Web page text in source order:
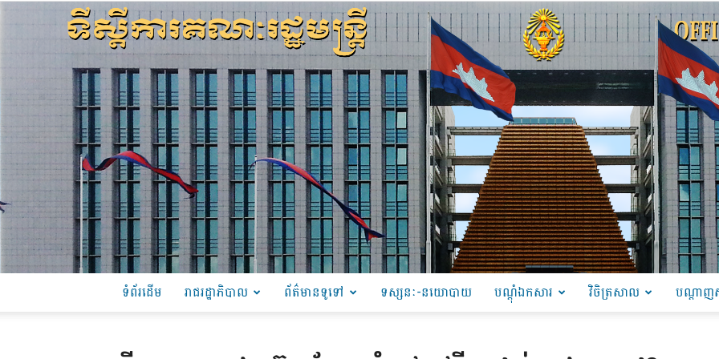
ទំព័រដើម រាជរដ្ឋាភិបាល ព័ត៌មានទូទៅ ទស្សនៈ-នយោបាយ បណ្ដុំឯកសារ វិចិត្រសាល បណ្តាញ